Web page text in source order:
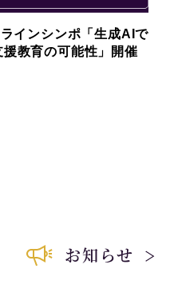
インシンポ「生成AIで
援教育の可能性」開催
お知らせ